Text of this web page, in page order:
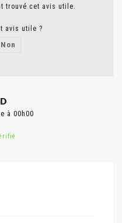
trouvé cet avis utile.
avis utile ?
Non
à 00h00